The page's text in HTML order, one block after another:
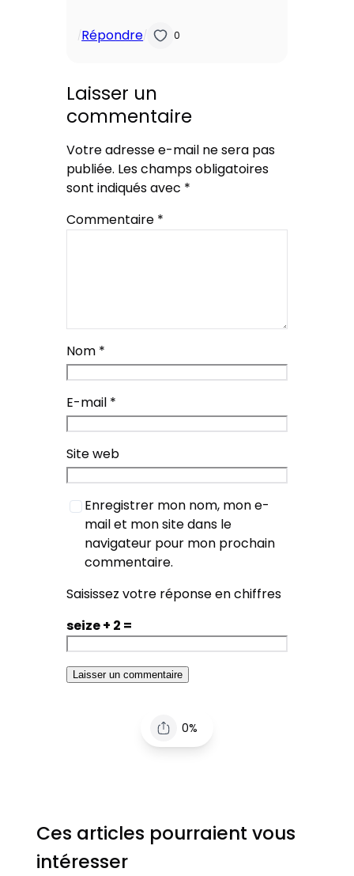
/Répondre/ 0
Laisser un
commentaire
Votre adresse e-mail ne sera pas
publiée. Les champs obligatoires
sont indiqués avec *
Commentaire *
Nom *
E-mail *
Site web
Enregistrer mon nom, mon e-
mail et mon site dans le
navigateur pour mon prochain
commentaire.
Saisissez votre réponse en chiffres
seize + 2 =
0%
Ces articles pourraient vous
intéresser